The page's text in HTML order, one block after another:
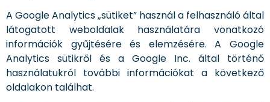
A Google Analytics „sütiket” használ a felhasználó által
látogatott weboldalak használatára vonatkozó
információk gyűjtésére és elemzésére. A Google
Analytics sütikről és a Google Inc. által történő
használatukról további információkat a következő
oldalakon találhat.